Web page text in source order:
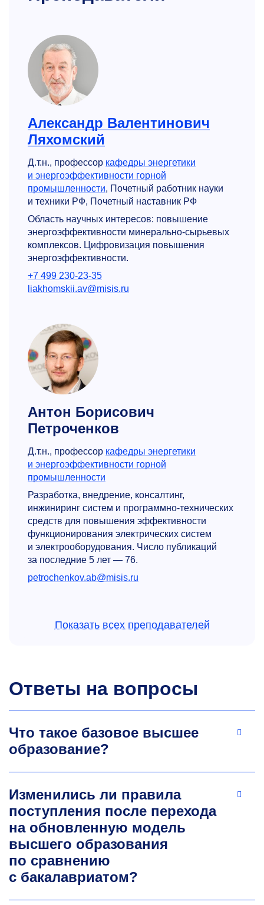
Александр Валентинович
Ляхомский
Д.т.н., профессор кафедры энергетики
и энергоэффективности горной
промышленности, Почетный работник науки
и техники РФ, Почетный наставник РФ
Область научных интересов: повышение
энергоэффективности минерально-сырьевых
комплексов. Цифровизация повышения
энергоэффективности.
+7 499 230-23-35
liakhomskii.av@misis.ru
Антон Борисович
Петроченков
Д.т.н., профессор кафедры энергетики
и энергоэффек­тивности горной
промышленности
Разработка, внедрение, консалтинг,
инжиниринг систем и программно-технических
средств для повышения эффективности
функционирования электрических систем
и электрооборудования. Число публикаций
за последние 5 лет — 76.
petrochenkov.ab@misis.ru
Александр Вадимович
Д.т.н., профессоркафедры энергетики
и энергоэффек­тивности горной
электроснабжения. Число публикаций
за последние 5 лет — 18. Число публикаций
в ядре РИНЦ за последние 5 лет — 6.
av.pichuev@misis.ru
Показать всех преподавателей
Ответы на вопросы
Что такое базовое высшее
образование?
Изменились ли правила
поступления после перехода
на обновленную модель
высшего образования
по сравнению
с бакалавриатом?